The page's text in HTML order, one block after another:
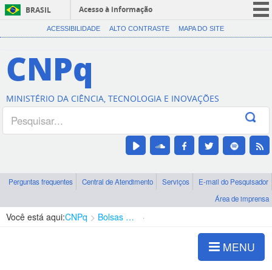
BRASIL
Acesso à informação
CORONAVÍRUS (COVID-19)
Canais
ACESSIBILIDADE ALTO CONTRASTE MAPA DO SITE
CNPq
MINISTÉRIO DA CIÊNCIA, TECNOLOGIA E INOVAÇÕES
Perguntas frequentes Central de Atendimento Serviços
E-mail do Pesquisador
Área de imprensa
Você está aqui:CNPq Bolsas e Auxílios Vigentes
MENU